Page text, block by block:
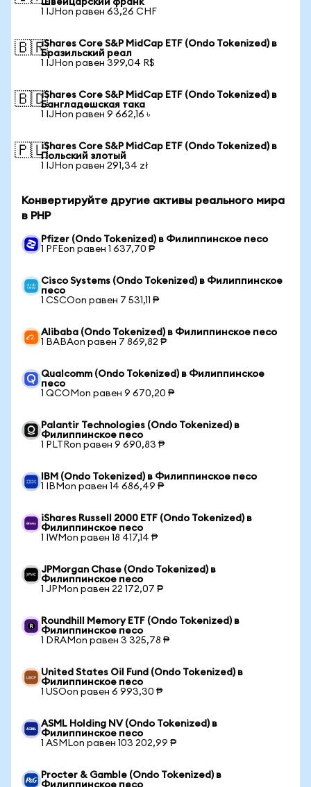
Швейцарский франк
1 IJHon равен 63,26 CHF
🇧🇷iShares Core S&P MidCap ETF (Ondo Tokenized) в
Бразильский реал
1 IJHon равен 399,04 R$
🇧🇩iShares Core S&P MidCap ETF (Ondo Tokenized) в
Бангладешская така
1 IJHon равен 9 662,16 ৳
🇵🇱iShares Core S&P MidCap ETF (Ondo Tokenized) в
Польский злотый
1 IJHon равен 291,34 zł
Конвертируйте другие активы реального мира
в PHP
Pfizer (Ondo Tokenized) в Филиппинское песо
1 PFEon равен 1 637,70 ₱
Cisco Systems (Ondo Tokenized) в Филиппинское
песо
1 CSCOon равен 7 531,11 ₱
Alibaba (Ondo Tokenized) в Филиппинское песо
1 BABAon равен 7 869,82 ₱
Qualcomm (Ondo Tokenized) в Филиппинское
песо
1 QCOMon равен 9 670,20 ₱
Palantir Technologies (Ondo Tokenized) в
Филиппинское песо
1 PLTRon равен 9 690,83 ₱
IBM (Ondo Tokenized) в Филиппинское песо
1 IBMon равен 14 686,49 ₱
iShares Russell 2000 ETF (Ondo Tokenized) в
Филиппинское песо
1 IWMon равен 18 417,14 ₱
JPMorgan Chase (Ondo Tokenized) в
Филиппинское песо
1 JPMon равен 22 172,07 ₱
Roundhill Memory ETF (Ondo Tokenized) в
Филиппинское песо
1 DRAMon равен 3 325,78 ₱
United States Oil Fund (Ondo Tokenized) в
Филиппинское песо
1 USOon равен 6 993,30 ₱
ASML Holding NV (Ondo Tokenized) в
Филиппинское песо
1 ASMLon равен 103 202,99 ₱
Procter & Gamble (Ondo Tokenized) в
Филиппинское песо